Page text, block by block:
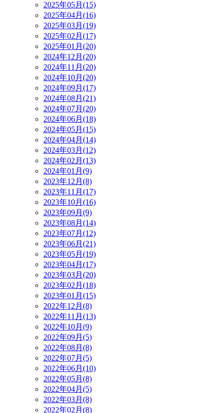
2025年05月(15)
2025年04月(16)
2025年03月(19)
2025年02月(17)
2025年01月(20)
2024年12月(20)
2024年11月(20)
2024年10月(20)
2024年09月(17)
2024年08月(21)
2024年07月(20)
2024年06月(18)
2024年05月(15)
2024年04月(14)
2024年03月(12)
2024年02月(13)
2024年01月(9)
2023年12月(8)
2023年11月(17)
2023年10月(16)
2023年09月(9)
2023年08月(14)
2023年07月(12)
2023年06月(21)
2023年05月(19)
2023年04月(17)
2023年03月(20)
2023年02月(18)
2023年01月(15)
2022年12月(8)
2022年11月(13)
2022年10月(9)
2022年09月(5)
2022年08月(8)
2022年07月(5)
2022年06月(10)
2022年05月(8)
2022年04月(5)
2022年03月(8)
2022年02月(8)